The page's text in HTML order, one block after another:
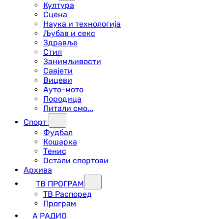
Култура
Сцена
Наука и технологија
Љубав и секс
Здравље
Стил
Занимљивости
Савјети
Вицеви
Ауто-мото
Породица
Питали смо...
Спорт
Фудбал
Кошарка
Тенис
Остали спортови
Архива
ТВ ПРОГРАМ
ТВ Распоред
Програм
А РАДИО